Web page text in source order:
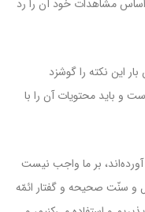
اساس مشاهدات خود آن را رد
این نکته را گوشزد
و باید محتویات آن را با
آورده‌اند، بر ما واجب نیست
و سنّت صحیحه و گفتار ائمّه